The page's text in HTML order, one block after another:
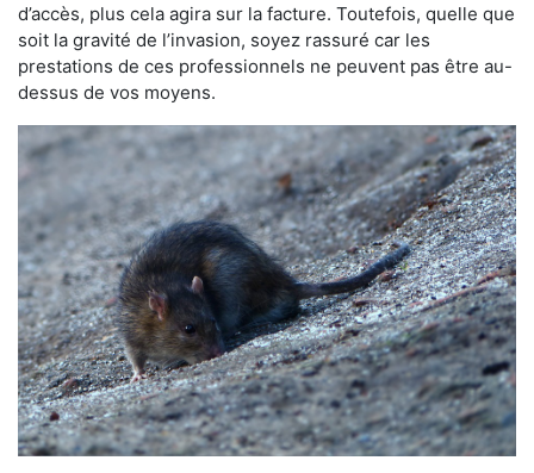
d’accès, plus cela agira sur la facture. Toutefois, quelle que
soit la gravité de l’invasion, soyez rassuré car les
prestations de ces professionnels ne peuvent pas être au-
dessus de vos moyens.